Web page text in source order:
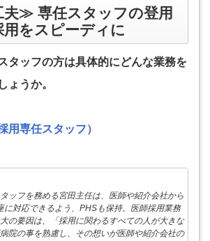
≫ 専任スタッフの登用
用をスピーディに
タッフの方は具体的にどんな業務を
ょうか。
用専任スタッフ）
ッフを務める宮田主任は、医師や紹介会社から
に対応できるよう、PHSも保持。医師採用業務
の要因は、「採用に関わるすべての人が大きな
院の事を熟慮し、その想いが医師や紹介会社の